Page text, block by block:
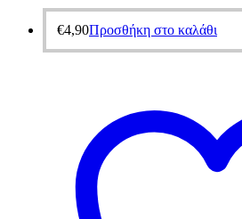
€4,90Προσθήκη στο καλάθι